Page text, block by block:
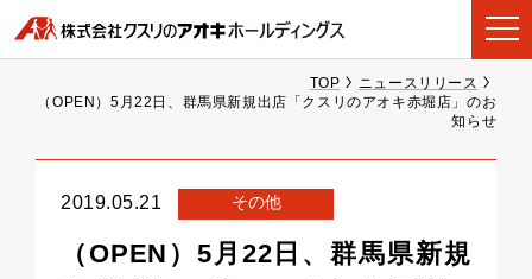
TOP
ニュースリリース
（OPEN）5月22日、群馬県新規出店「クスリのアオキ赤堀店」のお
知らせ
2019.05.21 その他
（OPEN）5月22日、群馬県新規